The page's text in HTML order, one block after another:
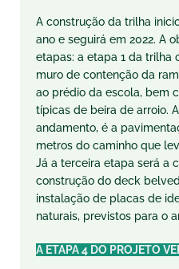
A construção da trilha
ano e seguirá em 2022. A
etapas: a etapa 1 da trilha
muro de contenção da
ao prédio da escola, bem
típicas de beira de arroio.
andamento, é a
metros do caminho que
Já a terceira etapa será a
construção do deck
instalação de placas de
naturais, previstos para o
A ETAPA 4 DO PROJETO